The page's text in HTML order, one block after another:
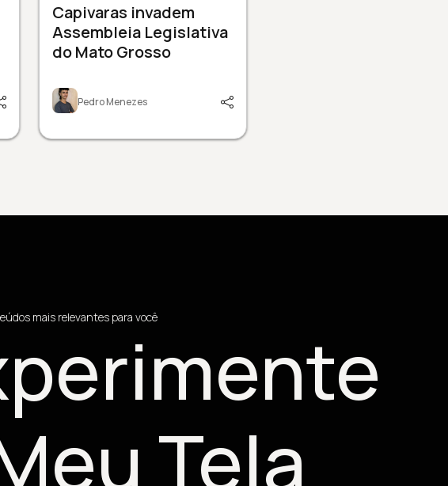
Capivaras invadem
Assembleia Legislativa
do Mato Grosso
Pedro Menezes
mais relevantes para você
Tela